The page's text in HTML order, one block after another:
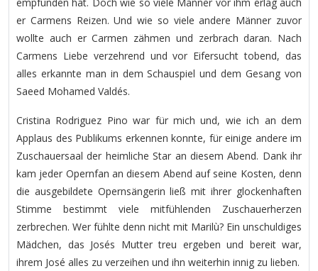
er Carmens Reizen. Und wie so viele andere Männer zuvor
wollte auch er Carmen zähmen und zerbrach daran. Nach
Carmens Liebe verzehrend und vor Eifersucht tobend, das
alles erkannte man in dem Schauspiel und dem Gesang von
Saeed Mohamed Valdés.
Cristina Rodriguez Pino war für mich und, wie ich an dem
Applaus des Publikums erkennen konnte, für einige andere im
Zuschauersaal der heimliche Star an diesem Abend. Dank ihr
kam jeder Opernfan an diesem Abend auf seine Kosten, denn
die ausgebildete Opernsängerin ließ mit ihrer glockenhaften
Stimme bestimmt viele mitfühlenden Zuschauerherzen
zerbrechen. Wer fühlte denn nicht mit Marilù? Ein unschuldiges
Mädchen, das Josés Mutter treu ergeben und bereit war,
ihrem José alles zu verzeihen und ihn weiterhin innig zu lieben.